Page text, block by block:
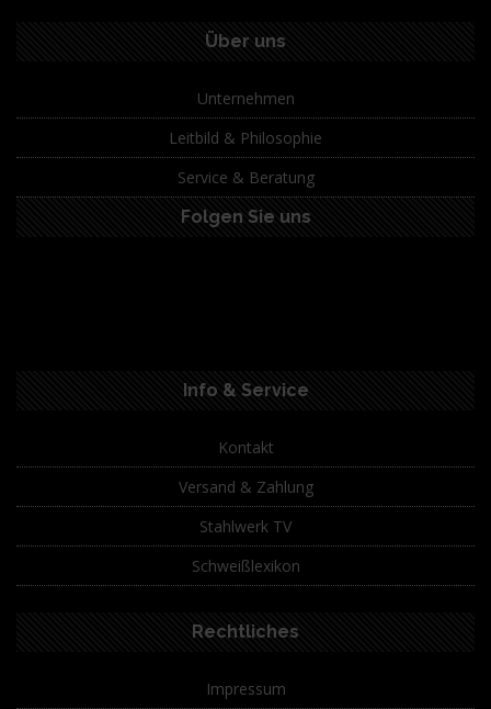
Über uns
Unternehmen
Leitbild & Philosophie
Service & Beratung
Folgen Sie uns
Info & Service
Kontakt
Versand & Zahlung
Stahlwerk TV
Schweißlexikon
Rechtliches
Impressum